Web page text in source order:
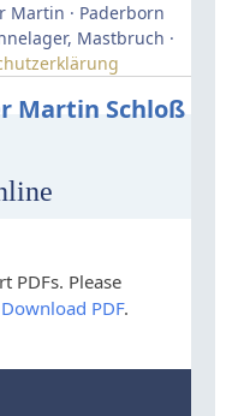
Martin · Paderborn
Mastbruch ·
Martin Schloß
PDFs. Please
Download PDF.